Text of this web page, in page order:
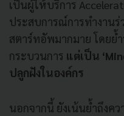
เป็นผู้ให้บริการ
ประสบการณ์การทำงาน
สตาร์ทอัพมากมาย โดยย้
กระบวนการ แต่เป็น
ปลูกฝังในองค์กร
นอกจากนี้ ยังเน้นย้ำถึงค